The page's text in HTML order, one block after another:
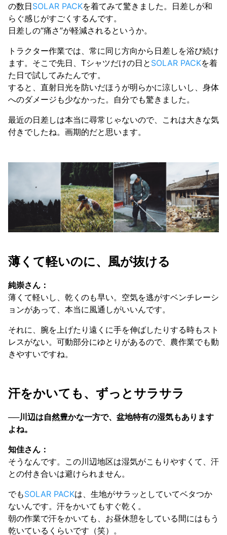
の数日SOLAR PACKを着てみて驚きました。日差しが和
らぐ感じがすごくするんです。
日差しの“痛さ”が軽減されるというか。
トラクター作業では、常に同じ方向から日差しを浴び続け
ます。そこで先日、Tシャツだけの日と SOLAR PACKを着
た日で試してみたんです。
すると、直射日光を防いだほうが明らかに涼しいし、身体
へのダメージも少なかった。自分でも驚きました。
最近の日差しは本当に尋常じゃないので、これは大きな気
付きでしたね。画期的だと思います。
薄くて軽いのに、風が抜ける
純崇さん：
薄くて軽いし、乾くのも早い。空気を逃がすベンチレーシ
ョンがあって、本当に風通しがいいんです。
それに、腕を上げたり遠くに手を伸ばしたりする時もスト
レスがない。可動部分にゆとりがあるので、農作業でも動
きやすいですね。
汗をかいても、ずっとサラサラ
──川辺は自然豊かな一方で、盆地特有の湿気もあります
よね。
知佳さん：
そうなんです。この川辺地区は湿気がこもりやすくて、汗
との付き合いは避けられません。
でもSOLAR PACKは、生地がサラッとしていてベタつか
ないんです。汗をかいてもすぐ乾く。
朝の作業で汗をかいても、お昼休憩をしている間にはもう
乾いているくらいです（笑）。